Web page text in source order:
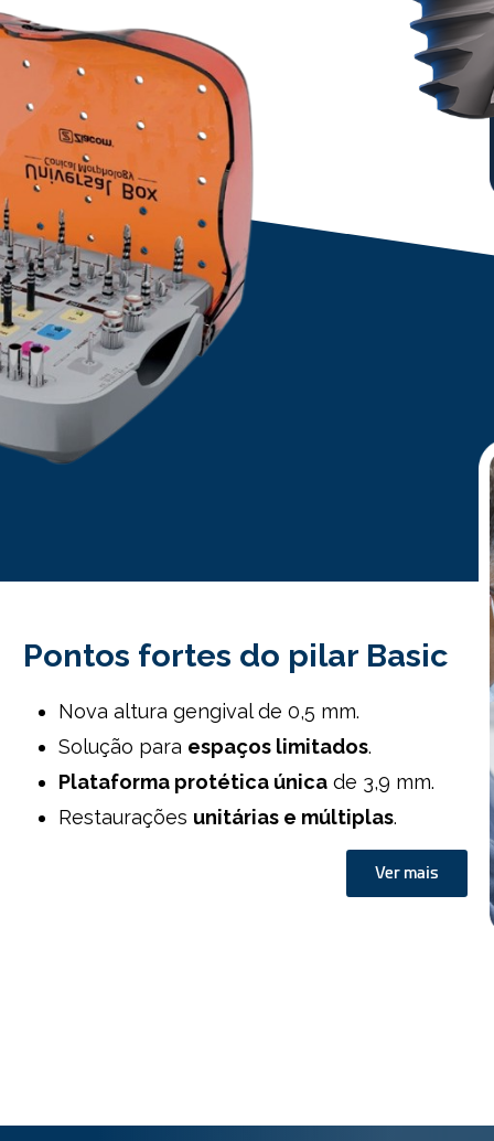
Pontos fortes do pilar Basic
Nova altura gengival de 0,5 mm.
Solução para espaços limitados.
Plataforma protética única de 3,9 mm.
Restaurações unitárias e múltiplas.
Ver mais